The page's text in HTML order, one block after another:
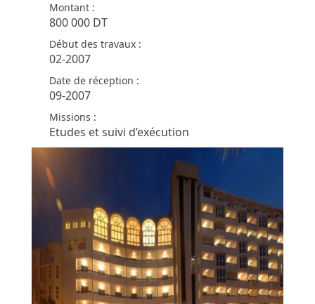
Montant :
800 000 DT
Début des travaux :
02-2007
Date de réception :
09-2007
Missions :
Etudes et suivi d’exécution